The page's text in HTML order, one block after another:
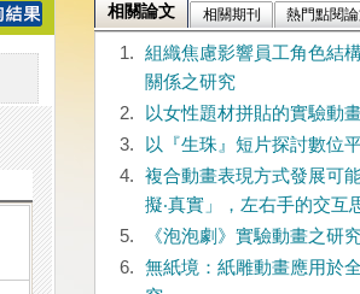
相關論文 相關期刊 熱門點閱
1.
組織焦慮影響員工角色結
關係之研究
2.
以女性題材拼貼的實驗動
3.
以『生珠』短片探討數位
4.
複合動畫表現方式發展可
擬‧真實」，左右手的交互
5.
《泡泡劇》實驗動畫之研
6.
無紙境：紙雕動畫應用於